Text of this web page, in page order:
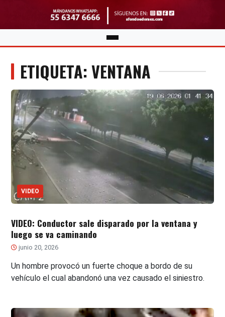
ETIQUETA: VENTANA
VIDEO
VIDEO: Conductor sale disparado por la ventana y
luego se va caminando
junio 20, 2026
Un hombre provocó un fuerte choque a bordo de su
vehículo el cual abandonó una vez causado el siniestro.